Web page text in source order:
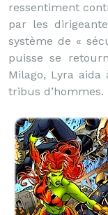
ressentiment
par les
système de «
puisse se
Milago, Lyra
tribus d’hommes.